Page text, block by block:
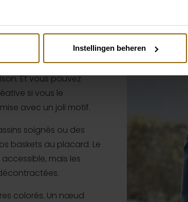
Instellingen beheren
très accessible pour les
à suivre. Avec un
Et vous pouvez
si vous le
avec un joli motif.
soignés ou des
baskets au placard. Le
mais les
colorés. Un nœud